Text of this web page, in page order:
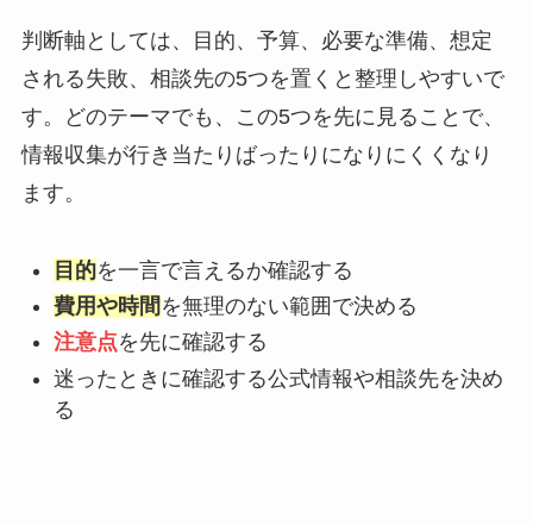
判断軸としては、目的、予算、必要な準備、想定
される失敗、相談先の5つを置くと整理しやすいで
す。どのテーマでも、この5つを先に見ることで、
情報収集が行き当たりばったりになりにくくなり
ます。
目的を一言で言えるか確認する
費用や時間 を無理のない範囲で決める
注意点を先に確認する
迷ったときに確認する公式情報や相談先を決め
る